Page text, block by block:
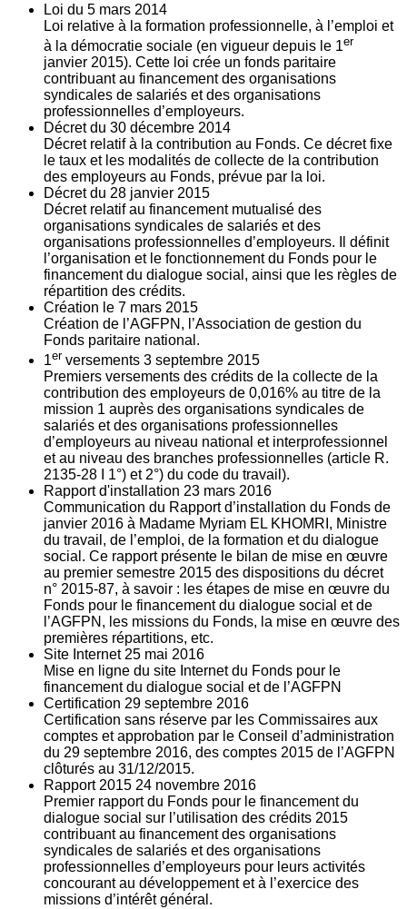
Loi du 5 mars 2014
Loi relative à la formation professionnelle, à l’emploi et
à la démocratie sociale (en vigueur depuis le 1er
janvier 2015). Cette loi crée un fonds paritaire
contribuant au financement des organisations
syndicales de salariés et des organisations
professionnelles d’employeurs.
Décret du 30 décembre 2014
Décret relatif à la contribution au Fonds. Ce décret fixe
le taux et les modalités de collecte de la contribution
des employeurs au Fonds, prévue par la loi.
Décret du 28 janvier 2015
Décret relatif au financement mutualisé des
organisations syndicales de salariés et des
organisations professionnelles d’employeurs. Il définit
l’organisation et le fonctionnement du Fonds pour le
financement du dialogue social, ainsi que les règles de
répartition des crédits.
Création le 7 mars 2015
Création de l’AGFPN, l’Association de gestion du
Fonds paritaire national.
1er versements 3 septembre 2015
Premiers versements des crédits de la collecte de la
contribution des employeurs de 0,016% au titre de la
mission 1 auprès des organisations syndicales de
salariés et des organisations professionnelles
d’employeurs au niveau national et interprofessionnel
et au niveau des branches professionnelles (article R.
2135‐28 I 1°) et 2°) du code du travail).
Rapport d'installation 23 mars 2016
Communication du Rapport d’installation du Fonds de
janvier 2016 à Madame Myriam EL KHOMRI, Ministre
du travail, de l’emploi, de la formation et du dialogue
social. Ce rapport présente le bilan de mise en œuvre
au premier semestre 2015 des dispositions du décret
n° 2015-87, à savoir : les étapes de mise en œuvre du
Fonds pour le financement du dialogue social et de
l’AGFPN, les missions du Fonds, la mise en œuvre des
premières répartitions, etc.
Site Internet 25 mai 2016
Mise en ligne du site Internet du Fonds pour le
financement du dialogue social et de l’AGFPN
Certification 29 septembre 2016
Certification sans réserve par les Commissaires aux
comptes et approbation par le Conseil d’administration
du 29 septembre 2016, des comptes 2015 de l’AGFPN
clôturés au 31/12/2015.
Rapport 2015 24 novembre 2016
Premier rapport du Fonds pour le financement du
dialogue social sur l’utilisation des crédits 2015
contribuant au financement des organisations
syndicales de salariés et des organisations
professionnelles d’employeurs pour leurs activités
concourant au développement et à l’exercice des
missions d’intérêt général.